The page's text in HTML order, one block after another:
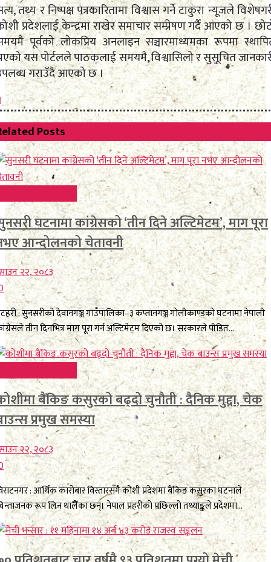
तथ्य र निष्पक्ष पत्रकारितामा विश्वास गर्ने टाकुरा न्यूजले
प्रदेशलाई केन्द्रमा राखेर समाचार सम्प्रेषण गर्दै आएको छ ।
पूर्वको लोकप्रिय अनलाइन सञ्चारमाध्यमका रूपमा
यस पोर्टलले पाठकलाई समयमै, विश्वासिलो र सुसूचित
गराउँदै आएको छ ।
Posts
घटनामा कांग्रेसको ‘तीन दिने अल्टिमेटम’, माग पूरा
आन्दोलनको चेतावनी
२२, २०८३
: सुनसरीको देवानगञ्ज गाउँपालिका–३ कप्तानगञ्ज गोलीकाण्डको घटनामा नेपाली
तीन दिनभित्र माग पूरा गर्न अल्टिमेटम दिएको छ। सरकारले पीडित...
बैंकिङ कसुरको बढ्दो चुनौती : दैनिक मुद्दा, चेक
प्रमुख समस्या
२२, २०८३
: आर्थिक कारोबार विस्तारसँगै कोशी प्रदेशमा बैंकिङ कसुरका घटनाले
रूप लिन थालेका छन्। नेपाल प्रहरीको पछिल्लो तथ्याङ्कले प्रदेशमा...